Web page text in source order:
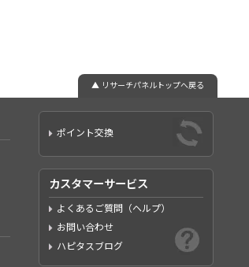
▲ リサーチパネルトップへ戻る
ポイント交換
カスタマーサービス
よくあるご質問（ヘルプ）
お問い合わせ
ハピタスブログ